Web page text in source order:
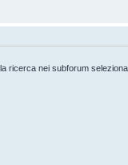
ricerca nei subforum